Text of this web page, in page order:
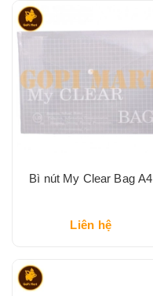
Bì nút My Clear Bag A4
Liên hệ